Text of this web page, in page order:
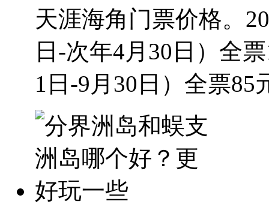
天涯海角门票价格。
日-次年4月30日）全
1日-9月30日）全票85